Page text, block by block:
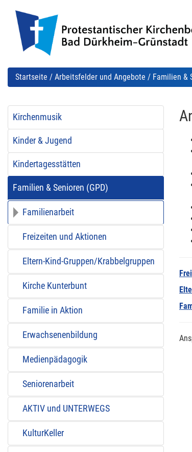
Startseite / Arbeitsfelder und Angebote / Familien &
Kirchenmusik
Kinder & Jugend
Kindertagesstätten
Familien & Senioren (GPD)
Familienarbeit
Freizeiten und Aktionen
Eltern-Kind-Gruppen/Krabbelgruppen
Kirche Kunterbunt
Familie in Aktion
Erwachsenenbildung
Medienpädagogik
Seniorenarbeit
AKTIV und UNTERWEGS
KulturKeller